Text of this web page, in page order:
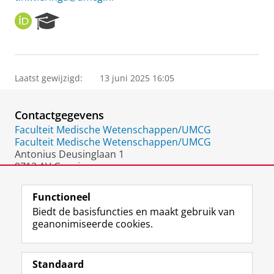
O
R
I
e
r
P
o
r
t
a
Laatst gewijzigd: 13 juni 2025 16:05
Contactgegevens
Faculteit Medische Wetenschappen/UMCG
Faculteit Medische Wetenschappen/UMCG
Antonius Deusinglaan 1
9713 AV Groningen
Volg de RUG
F
a
L
i
R
S
I
n
Y
o
Functioneel
Biedt de basisfuncties en maakt gebruik van
geanonimiseerde cookies.
Standaard